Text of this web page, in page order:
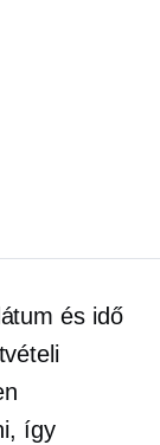
és idő
így